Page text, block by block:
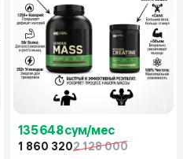
135 648 сум/мес
1 860 3202 128 000